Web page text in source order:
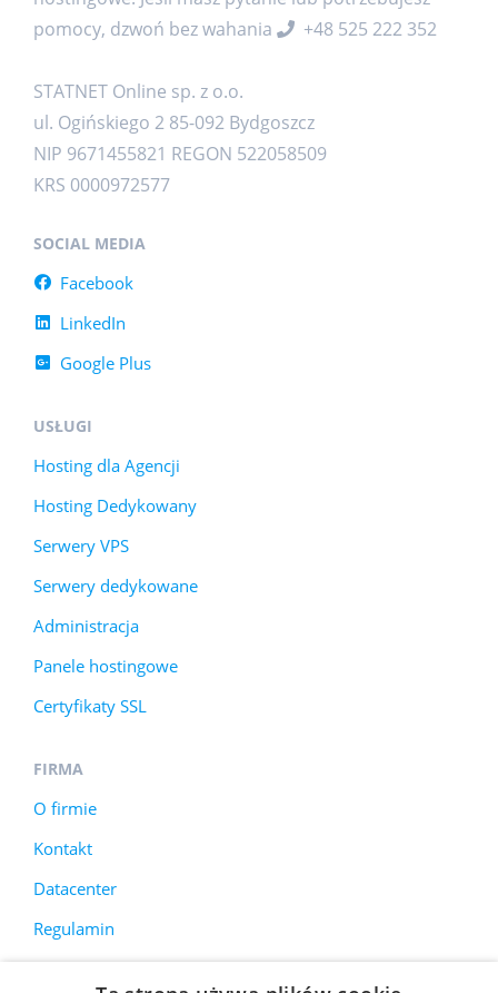
pomocy, dzwoń bez wahania
+48 525 222 352
STATNET Online sp. z o.o.
ul. Ogińskiego 2 85-092 Bydgoszcz
NIP 9671455821 REGON 522058509
KRS 0000972577
SOCIAL MEDIA
Facebook
LinkedIn
Google Plus
USŁUGI
Hosting dla Agencji
Hosting Dedykowany
Serwery VPS
Serwery dedykowane
Administracja
Panele hostingowe
Certyfikaty SSL
FIRMA
O firmie
Kontakt
Datacenter
Regulamin